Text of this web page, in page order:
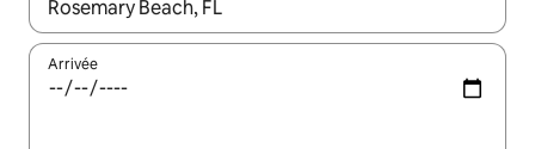
Lorsque les résultats s'affichent, utilisez les flèches vers le
Arrivée